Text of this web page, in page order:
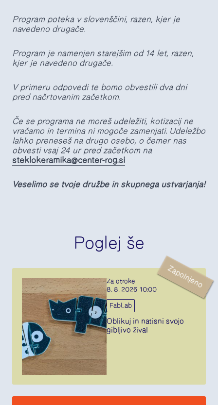
Program poteka v slovenščini, razen, kjer je
navedeno drugače.
Program je namenjen starejšim od 14 let, razen,
kjer je navedeno drugače.
V primeru odpovedi te bomo obvestili dva dni
pred načrtovanim začetkom.
Če se programa ne moreš udeležiti, kotizacij ne
vračamo in termina ni mogoče zamenjati. Udeležbo
lahko preneseš na drugo osebo, o čemer nas
obvesti vsaj 24 ur pred začetkom na
steklokeramika@center-rog.si
Veselimo se tvoje družbe in skupnega ustvarjanja!
Poglej še
Za otroke
8. 8. 2026 10:00
FabLab
Oblikuj in natisni svojo
gibljivo žival
Zapolnjeno